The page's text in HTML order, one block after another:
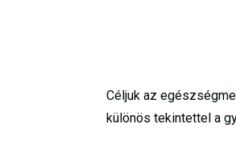
Céljuk az
különös tekintettel a